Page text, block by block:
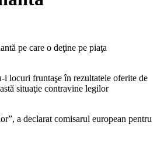
pe care o deţine pe piaţa
locuri fruntaşe în rezultatele oferite de
situaţie contravine legilor
a declarat comisarul european pentru